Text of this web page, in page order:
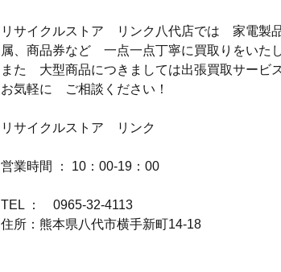
リサイクルストア　リンク八代店では　家電製
属、商品券など　一点一点丁寧に買取りをいた
また　大型商品につきましては出張買取サービ
お気軽に　ご相談ください！
リサイクルストア　リンク
営業時間 ： 10：00-19：00
TEL ：　0965-32-4113
住所：熊本県八代市横手新町14-18